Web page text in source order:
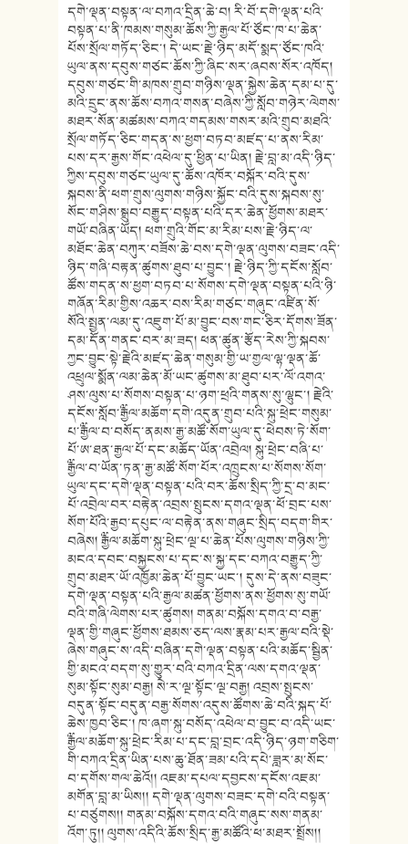
དགེ་ལྡན་བསྟན་ལ་བཀའ་དྲིན་ཆེ་བ། རི་བོ་དགེ་ལྡན་པའི་
བསྟན་པ་ནི་ཁམས་གསུམ་ཆོས་ཀྱི་རྒྱལ་པོ་ཙོང་ཁ་པ་ཆེན་
པོས་སྲོལ་གཏོད་ཅིང་། དེ་ཡང་རྗེ་ཉིད་མདོ་སྨད་ཙོང་ཁའི་
ཡུལ་ནས་དབུས་གཙང་ཆོས་ཀྱི་ཞིང་སར་ཞབས་སོར་འཁོད།
དབུས་གཙང་གི་མཁས་གྲུབ་གཉིས་ལྡན་སྐྱེས་ཆེན་དམ་པ་དུ་
མའི་དྲུང་ནས་ཆོས་བཀའ་གསན་བཞེས་ཀྱི་སློབ་གཉེར་ལེགས་
མཐར་སོན་མཚམས་བཀའ་གདམས་གསར་མའི་གྲུབ་མཐའི་
སྲོལ་གཏོད་ཅིང་གདན་ས་ཕྱག་བཏབ་མཛད་པ་ནས་རིམ་
པས་དར་རྒྱས་གོང་འཕེལ་དུ་ཕྱིན་པ་ཡིན། རྗེ་བླ་མ་འདི་ཉིད་
ཀྱིས་དབུས་གཙང་ཡུལ་དུ་ཆོས་འཁོར་བསྐོར་བའི་དུས་
སྐབས་ནི་ཕག་གྲུས་ལུགས་གཉིས་སྐྱོང་བའི་དུས་སྐབས་སུ་
སོང་གཤིས་སྒྲུབ་བརྒྱུད་བསྟན་པའི་དར་ཆེན་ཕྱོགས་མཐར་
གཡོ་བཞིན་ཡོད། ཕག་གྲུའི་གོང་མ་རིམ་པས་རྗེ་ཉིད་ལ་
མཐོང་ཆེན་བཀུར་བཟོས་ཆེ་བས་དགེ་ལྡན་ལུགས་བཟང་འདི་
ཉིད་གཞི་བརྟན་ཚུགས་ཐུབ་པ་བྱུང་། རྗེ་ཉིད་ཀྱི་དངོས་སློབ་
ཚོས་གདན་ས་ཕྱག་བཏབ་པ་སོགས་དགེ་ལྡན་བསྟན་པའི་ཉི་
གཞོན་རིམ་གྱིས་འཆར་བས་རིམ་གཙང་གཞུང་འཛིན་སོ་
སོའི་སྤྱན་ལམ་དུ་འཇུག་པོ་མ་བྱུང་བས་གང་ཅིར་དོགས་ཟོན་
དམ་དོན་གནང་བར་མ་ཟད། ཕན་ཚུན་རྩོད་རེས་ཀྱི་སྐབས་
ཀྱང་བྱུང་སྟེ་རྗེའི་མཛད་ཆེན་གསུམ་གྱི་ཡ་གྱལ་ལྷ་ལྡན་ཆོ་
འཕྲུལ་སྨོན་ལམ་ཆེན་མོ་ཡང་ཚུགས་མ་ཐུབ་པར་ལོ་འགའ་
ཤས་ལུས་པ་སོགས་བསྟན་པ་ཉག་ཕྲའི་གནས་སུ་ལྷུང་། རྗེའི་
དངོས་སློབ་༸རྒྱལ་མཆོག་དགེ་འདུན་གྲུབ་པའི་སྐུ་ཕྲེང་གསུམ་
པ་༸རྒྱལ་བ་བསོད་ནམས་རྒྱ་མཚོ་སོག་ཡུལ་དུ་ཕེབས་ཏེ་སོག་
པོ་ཨ་ཐན་རྒྱལ་པོ་དང་མཆོད་ཡོན་འབྲེལ། སྐུ་ཕྲེང་བཞི་པ་
༸རྒྱལ་བ་ཡོན་ཏན་རྒྱ་མཚོ་སོག་པོར་འཁྲུངས་པ་སོགས་སོག་
ཡུལ་དང་དགེ་ལྡན་བསྟན་པའི་བར་ཆོས་སྲིད་ཀྱི་དྲ་བ་མང་
པོ་འབྲེལ་བར་བརྟེན་འབྲས་སྤུངས་དགའ་ལྡན་ཕོ་བྲང་པས་
སོག་པོའི་རྒྱབ་དཔུང་ལ་བརྟེན་ནས་གཞུང་སྲིད་བདག་གིར་
བཞེས། ༸རྒྱལ་མཆོག་སྐུ་ཕྲེང་ལྔ་པ་ཆེན་པོས་ལུགས་གཉིས་ཀྱི་
མངའ་དབང་བསྐྱངས་པ་དང་ས་སྐྱ་དང་བཀའ་བརྒྱུད་ཀྱི་
གྲུབ་མཐར་ཡོ་འཁྱོམ་ཆེན་པོ་བྱུང་ཡང་། དུས་དེ་ནས་བཟུང་
དགེ་ལྡན་བསྟན་པའི་རྒྱལ་མཚན་ཕྱོགས་ནས་ཕྱོགས་སུ་གཡོ་
བའི་གཞི་ལེགས་པར་ཚུགས། གནམ་བསྐོས་དགའ་བ་བརྒྱ་
ལྡན་གྱི་གཞུང་ཕྱོགས་ཐམས་ཅད་ལས་རྣམ་པར་རྒྱལ་བའི་སྡེ་
ཞེས་གཞུང་ས་འདི་བཞིན་དགེ་ལྡན་བསྟན་པའི་མཆོད་སྦྱིན་
གྱི་མངའ་བདག་སུ་གྱུར་བའི་བཀའ་དྲིན་ལས་དགའ་ལྡན་
སུམ་སྟོང་སུམ་བརྒྱ། སེ་ར་ལྔ་སྟོང་ལྔ་བརྒྱ། འབྲས་སྤུངས་
བདུན་སྟོང་བདུན་བརྒྱ་སོགས་འདུས་ཚོགས་ཆེ་བའི་སྐད་པོ་
ཆེས་ཁྱབ་ཅིང་། ཁ་ཞག་སྐུ་བསོད་འཕེལ་བ་བྱུང་བ་འདི་ཡང་
༸རྒྱལ་མཆོག་སྐུ་ཕྲེང་རིམ་པ་དང་བླ་བྲང་འདི་ཉིད་ཉག་གཅིག་
གི་བཀའ་དྲིན་ཡིན་པས་ཆུ་ཐོན་ཟམ་པའི་དཔེ་ཟླར་མ་སོང་
བ་དགོས་གལ་ཆེའོ།། འཇམ་དཔལ་དབྱངས་དངོས་འཇམ་
མགོན་བླ་མ་ཡིས།། དགེ་ལྡན་ལུགས་བཟང་དགེ་བའི་བསྟན་
པ་བཙུགས།། གནམ་བསྐོས་དགའ་བའི་གཞུང་སས་གནམ་
འོག་ཏུ།། ལུགས་འདིའི་ཆོས་སྲིད་རྒྱ་མཚོའི་ཕ་མཐར་སྤྲོས།།